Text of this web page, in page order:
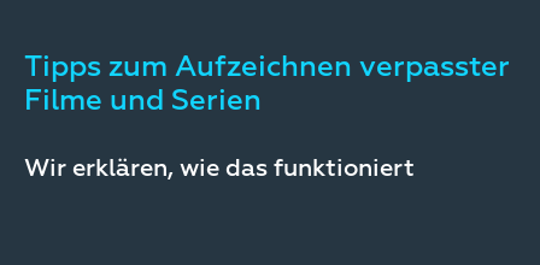
Tipps zum Aufzeichnen verpasster
Filme und Serien
Wir erklären, wie das funktioniert